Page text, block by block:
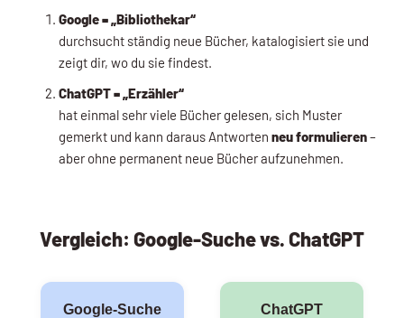
Google = „Bibliothekar“
durchsucht ständig neue Bücher, katalogisiert sie und
zeigt dir, wo du sie findest.
ChatGPT = „Erzähler“
hat einmal sehr viele Bücher gelesen, sich Muster
gemerkt und kann daraus Antworten neu formulieren–
aber ohne permanent neue Bücher aufzunehmen.
Vergleich: Google-Suche vs. ChatGPT
Google-Suche
ChatGPT